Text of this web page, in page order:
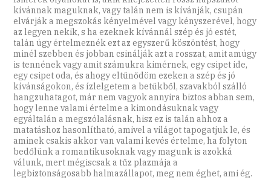
kívánnak maguknak, vagy talán nem is kívánják, csupán
elvárják a megszokás kényelmével vagy kényszerével, hogy
az legyen nekik, s ha ezeknek kívánnál szép és jó estét,
talán úgy értelmeznék ezt az egyszerű köszöntést, hogy
minél szebben és jobban csinálják azt a rosszat, amit amúgy
is tennének vagy amit számukra kimérnek, egy csipet ide,
egy csipet oda, és ahogy eltűnődöm ezeken a szép és jó
kívánságokon, és ízlelgetem a betűkből, szavakból szálló
hangzuhatagot, már nem vagyok annyira biztos abban sem,
hogy lenne valami értelme a kimondásuknak vagy
egyáltalán a megszólalásnak, hisz ez is talán ahhoz a
matatáshoz hasonlítható, amivel a világot tapogatjuk le, és
aminek csakis akkor van valami kevés értelme, ha folyton
bedőlünk a romantikusoknak vagy magunk is azokká
válunk, mert mégiscsak a tűz plazmája a
legbiztonságosabb halmazállapot, meg nem éghet, ami ég.